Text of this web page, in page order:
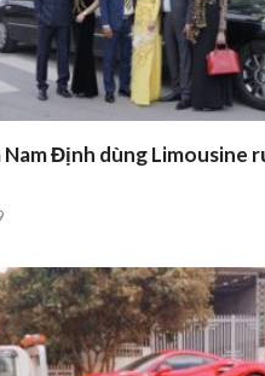
Nam Định dùng Limousine